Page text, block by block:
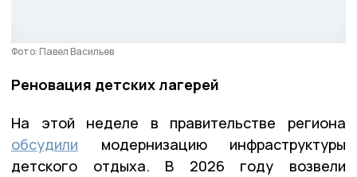
Фото: Павел Васильев
Реновация детских лагерей
На этой неделе в правительстве региона
обсудили модернизацию инфраструктуры
детского отдыха. В 2026 году возвели